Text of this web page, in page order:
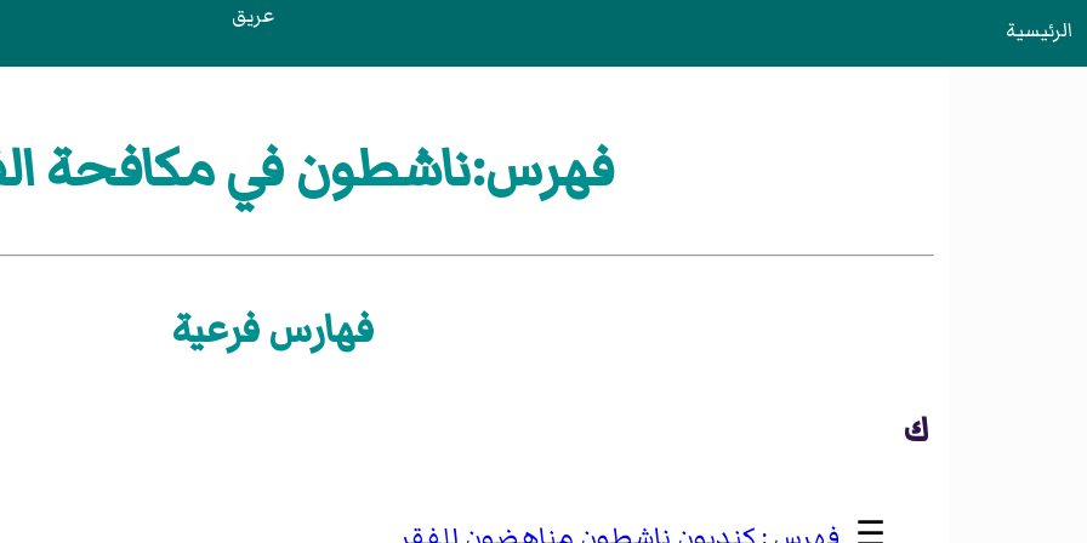
الرئيسية عريق
فهرس:ناشطون في مكافحة
فهارس فرعية
ك